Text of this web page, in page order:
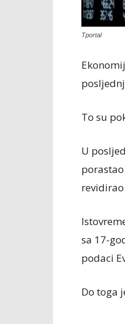
Tportal
To su
U
sa 17-
podaci
Do toga